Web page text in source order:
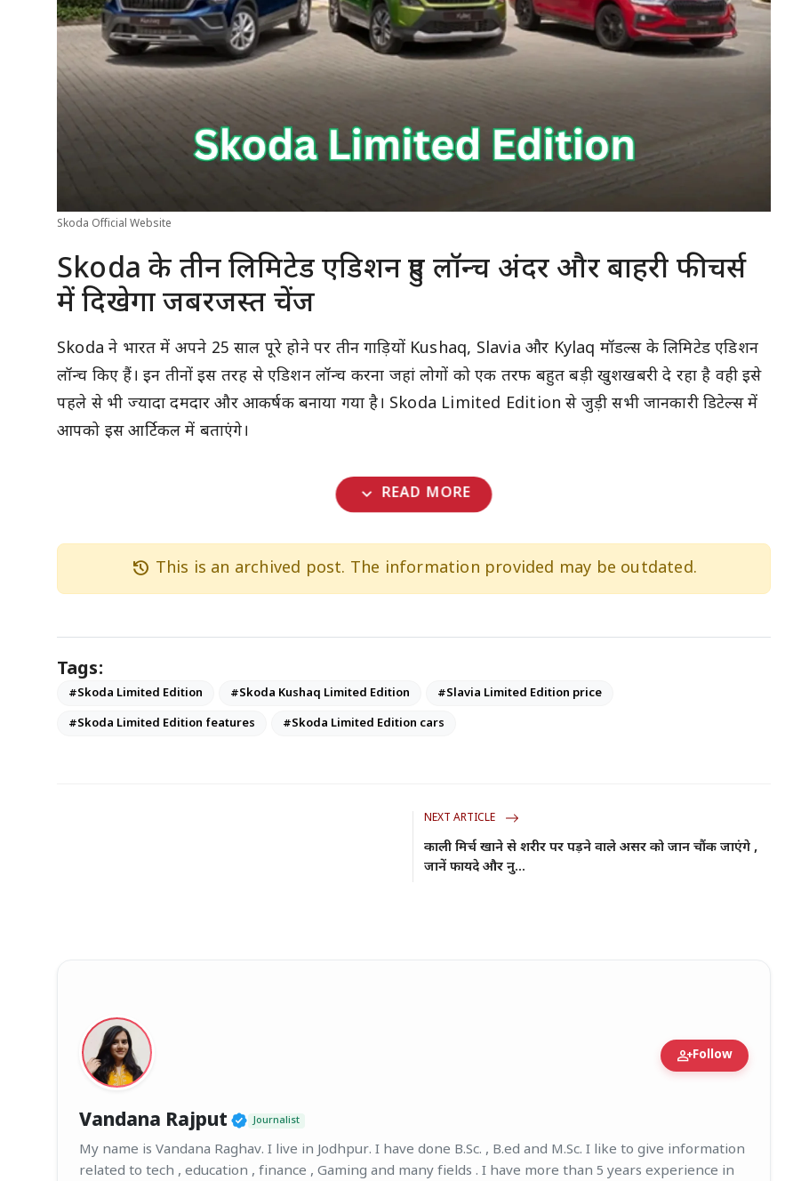
Skoda Official Website
Skoda के तीन लिमिटेड एडिशन हुए लॉन्च अंदर और बाहरी फीचर्स
में दिखेगा जबरजस्त चेंज
Skoda ने भारत में अपने 25 साल पूरे होने पर तीन गाड़ियों Kushaq, Slavia और Kylaq मॉडल्स के लिमिटेड एडिशन
लॉन्च किए हैं। इन तीनों इस तरह से एडिशन लॉन्च करना जहां लोगों को एक तरफ बहुत बड़ी खुशखबरी दे रहा है वही इसे
पहले से भी ज्यादा दमदार और आकर्षक बनाया गया है। Skoda Limited Edition से जुड़ी सभी जानकारी डिटेल्स में
आपको इस आर्टिकल में बताएंगे।
expand_more READ MORE
history This is an archived post. The information provided may be outdated.
Tags:
#Skoda Limited Edition #Skoda Kushaq Limited Edition
#Slavia Limited Edition price
#Skoda Limited Edition features
#Skoda Limited Edition cars
NEXT ARTICLE
काली मिर्च खाने से शरीर पर पड़ने वाले असर को जान चौंक जाएंगे ,
जानें फायदे और नु...
person_addFollow
Vandana Rajput Verified Public Figure • 27 Mar, 2026
Journalist
My name is Vandana Raghav. I live in Jodhpur. I have done B.Sc. , B.ed and M.Sc. I like to give information
related to tech , education , finance , Gaming and many fields . I have more than 5 years experience in